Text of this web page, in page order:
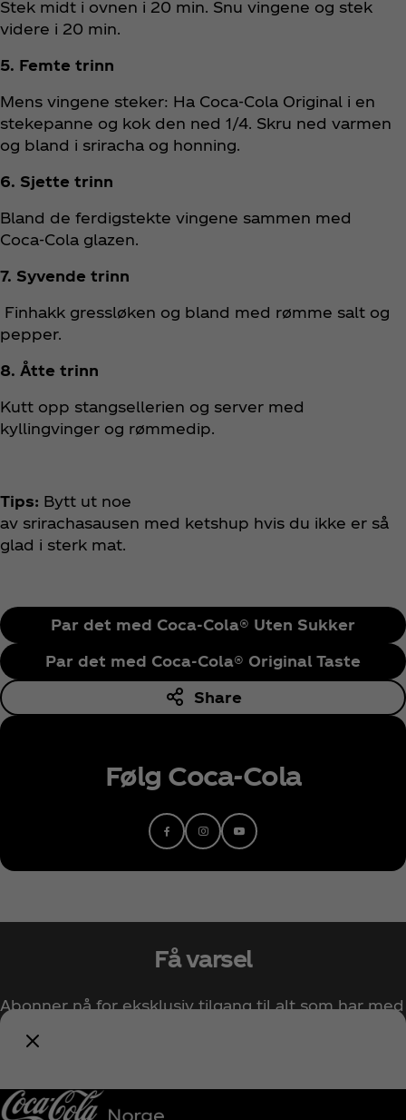
Stek midt i ovnen i 20 min. Snu vingene og stek
videre i 20 min.
5. Femte trinn
Mens vingene steker: Ha Coca‑Cola Original i en
stekepanne og kok den ned 1/4. Skru ned varmen
og bland i sriracha og honning.
6. Sjette trinn
Bland de ferdigstekte vingene sammen med
Coca‑Cola glazen.
7. Syvende trinn
Finhakk gressløken og bland med rømme salt og
pepper.
8. Åtte trinn
Kutt opp stangsellerien og server med
kyllingvinger og rømmedip.
Tips: Bytt ut noe
av srirachasausen med ketshup hvis du ikke er så
glad i sterk mat.
Par det med Coca‑Cola® Uten Sukker
Par det med Coca‑Cola® Original Taste
Share
Følg Coca‑Cola
Facebook
Instagram
Youtube
Få varsel
Abonner nå for eksklusiv tilgang til alt som har med
Coca‑Cola å gjøre!